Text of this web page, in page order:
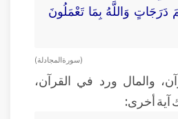
دَرَجَاتٍ وَاللَّهُ بِمَا تَعْمَلُونَ
( سورة المجادلة )
والمال ورد في القرآن،
آية أخرى: